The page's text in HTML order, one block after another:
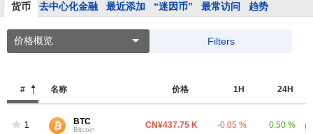
货币 去中心化金融 最近添加 “迷因币” 最常访问 趋势
价格概览 Filters
# 名称 价格 1H 24H
1 BTC
Bitcoin CN¥437.75 K -0.05 % 0.50 %